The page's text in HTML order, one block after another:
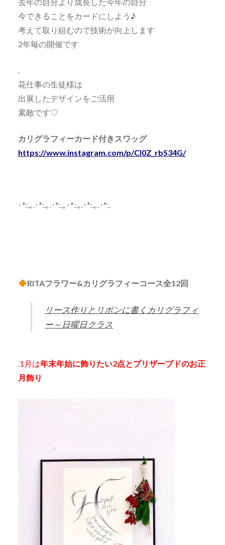
去年の自分より成長した今年の自分
今できることをカードにしよう♪
考えて取り組むので技術が向上します
2年毎の開催です
.
花仕事の生徒様は
出展したデザインをご活用
素敵です♡
カリグラフィーカード付きスワッグ
https://www.instagram.com/p/Cl0Z_rbS34G/
･*:.｡.･*:.｡.･*:.｡･*:.｡.･*:.｡.･*:.
RITAフラワー&カリグラフィーコース全12回
リース作りとリボンに書くカリグラフィ
ー～日曜日クラス
1月は年末年始に飾りたい2点とプリザーブドのお正
月飾り